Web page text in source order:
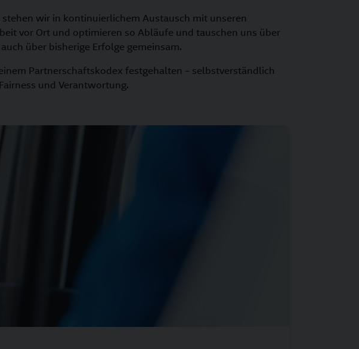
wir in kontinuierlichem Austausch mit unseren
vor Ort und optimieren so Abläufe und tauschen uns über
über bisherige Erfolge gemeinsam.
Partnerschaftskodex festgehalten – selbstverständlich
und Verantwortung.